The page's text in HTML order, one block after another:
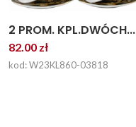
2 PROM. KPL.DWÓCH...
82.00 zł
kod: W23KL860-03818